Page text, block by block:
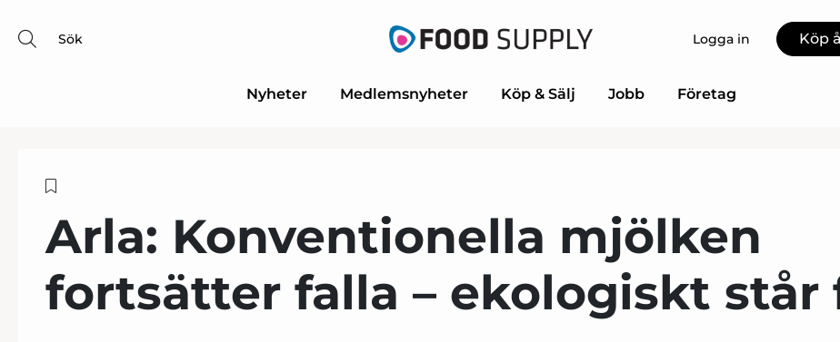
Sök Logga in Köp
Nyheter Medlemsnyheter Köp & Sälj Jobb Företag
Arla: Konventionella mjölken
fortsätter falla – ekologiskt står